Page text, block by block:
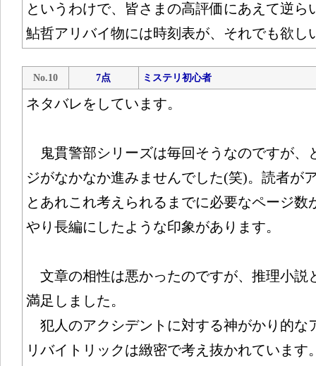
というわけで、皆さまの高評価にあえて逆ら
鮎哲アリバイ物には時刻表が、それでも欲し
No.10 7点 ミステリ初心者
ネタバレをしています。
鬼貫警部シリーズは毎回そうなのですが、
ジがなかなか進みませんでした(笑)。読者が
とあれこれ考えられるまでに必要なページ数
やり長編にしたような印象があります。
文章の相性は悪かったのですが、推理小説
満足しました。
犯人のアクシデントに対する神がかり的な
リバイトリックは緻密で考え抜かれています